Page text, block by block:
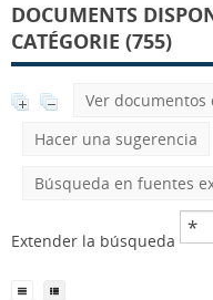
DOCUMENTS
CATÉGORIE (755)
Ver documentos
Hacer una sugerencia
Búsqueda en fuentes
Extender la búsqueda